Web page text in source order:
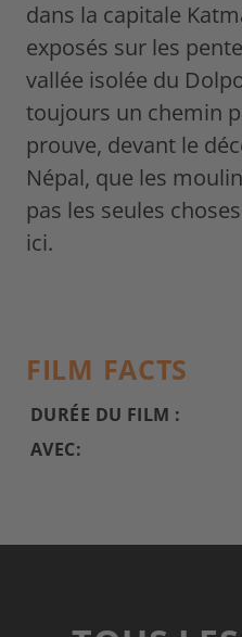
dans la capitale
exposés sur les
vallée isolée du
toujours un chemin
prouve, devant le
Népal, que les
pas les seules
ici.
FILM FACTS
DURÉE DU FILM :
AVEC: